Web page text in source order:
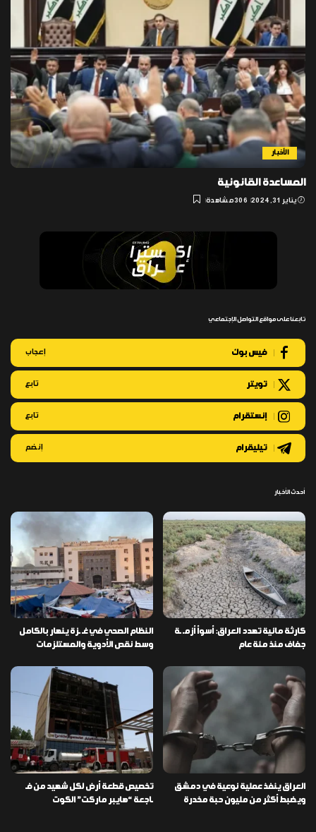
الأخبار
المساعدة القانونية
يناير 31, 2024 306 مشاهدة
تابعنا على مواقع التواصل الإجتماعي
فيس بوك إعجاب
تويتر تابع
إنستقرام تابع
تيليقرام إنضم
أحدث الأخبار
كارثة مائية تهدد العراق: أسوأ أزمـ ـة
جفاف منذ مئة عام
النظام الصحي في غـ ـزة ينهار بالكامل
وسط نقص الأدوية والمستلزمات
العراق ينفذ عملية نوعية في دمشق
ويضبط أكثر من مليون حبة مخدرة
تخصيص قطعة أرض لكل شهيد من فـ
ـاجعة “هايبر ماركت” الكوت